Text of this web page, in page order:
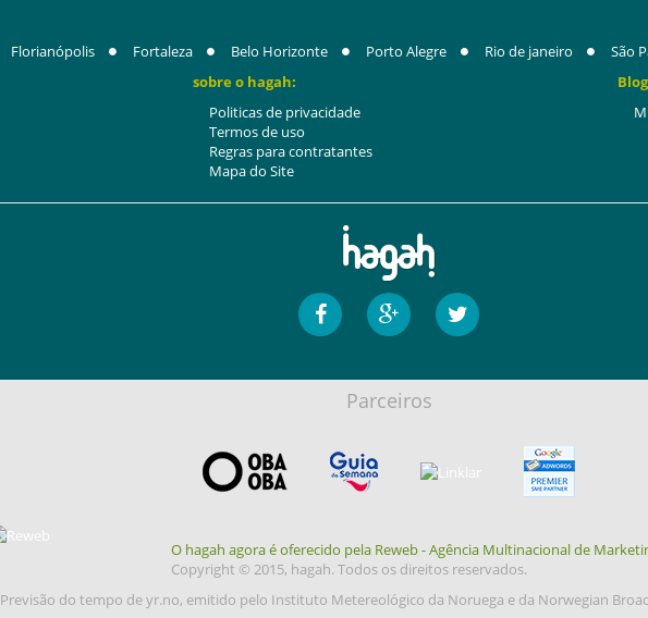
Florianópolis Fortaleza Belo Horizonte Porto Alegre Rio de janeiro São
sobre o hagah:
Politicas de privacidade
Termos de uso
Regras para contratantes
Mapa do Site
Parceiros
O hagah agora é oferecido pela Reweb - Agência Multinacional de
Copyright © 2015, hagah. Todos os direitos reservados.
Previsão do tempo de yr.no, emitido pelo Instituto Metereológico da Noruega e da Norwegian